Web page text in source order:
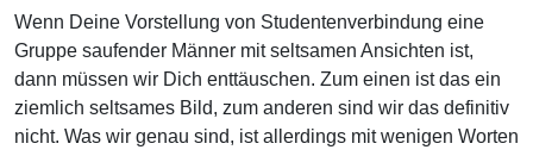
Wenn Deine Vorstellung von Studentenverbindung eine
Gruppe saufender Männer mit seltsamen Ansichten ist,
dann müssen wir Dich enttäuschen. Zum einen ist das ein
ziemlich seltsames Bild, zum anderen sind wir das definitiv
nicht. Was wir genau sind, ist allerdings mit wenigen Worten